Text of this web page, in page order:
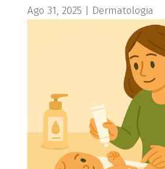
Ago 31, 2025 Dermatologia